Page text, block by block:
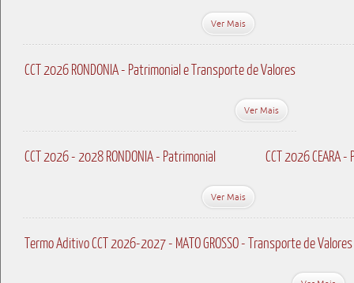
Ver Mais
CCT 2026 RONDONIA - Patrimonial e Transporte de Valores
Ver Mais
CCT 2026 - 2028 RONDONIA - Patrimonial
Ver Mais
CCT 2026 CEARA
Termo Aditivo CCT 2026-2027 - MATO GROSSO - Transporte de Valores